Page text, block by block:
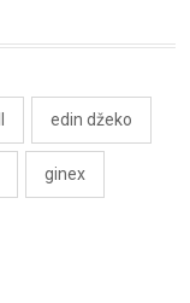
edin džeko
ginex